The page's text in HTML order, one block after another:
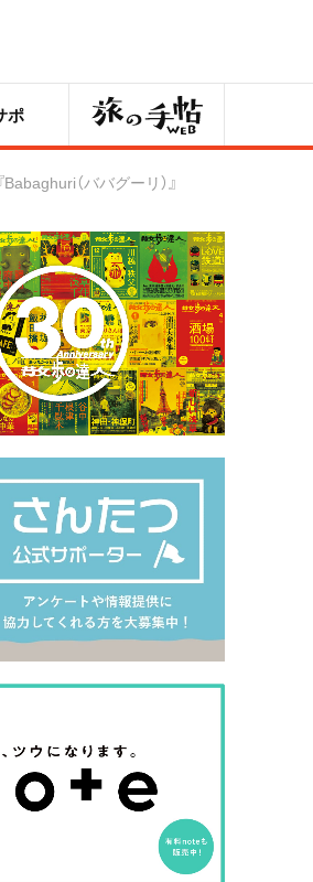
ポ 旅の手帖
（ババグーリ）』